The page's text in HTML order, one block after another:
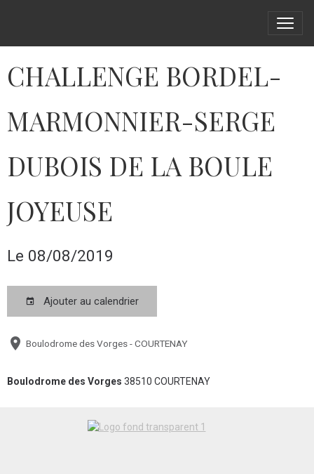
CHALLENGE BORDEL-
MARMONNIER-SERGE
DUBOIS DE LA BOULE
JOYEUSE
Le 08/08/2019
Ajouter au calendrier
Boulodrome des Vorges - COURTENAY
Boulodrome des Vorges 38510 COURTENAY